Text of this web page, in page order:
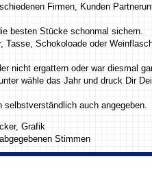
Firmen, Kunden
besten Stücke schonmal sichern.
Tasse, Schokoloade oder
nicht ergattern oder war diesmal
wähle das Jahr und druck Dir
selbstverständlich auch angegeben.
Grafik
Stimmen